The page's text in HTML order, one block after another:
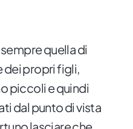
quella di
dei propri figli,
piccoli e quindi
dal punto di vista